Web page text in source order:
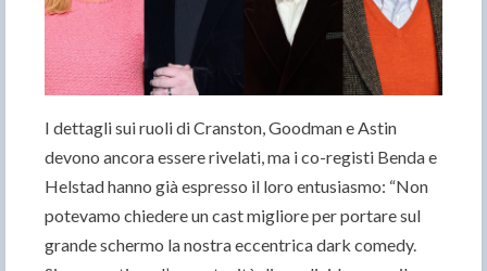
I dettagli sui ruoli di Cranston, Goodman e Astin
devono ancora essere rivelati, ma i co-registi Benda e
Helstad hanno già espresso il loro entusiasmo: “Non
potevamo chiedere un cast migliore per portare sul
grande schermo la nostra eccentrica dark comedy.